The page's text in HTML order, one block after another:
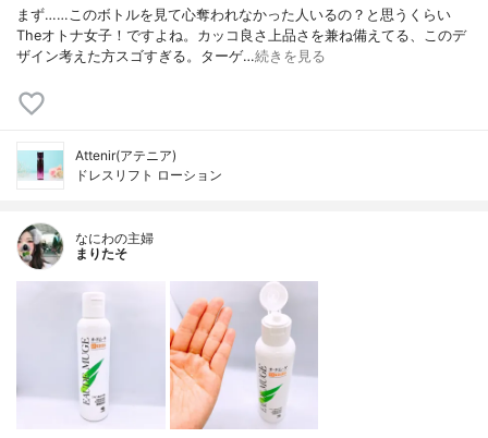
まず……このボトルを見て心奪われなかった人いるの？と思うくらい
Theオトナ女子！ですよね。カッコ良さ上品さを兼ね備えてる、このデ
ザイン考えた方スゴすぎる。ターゲ…続きを見る
Attenir(アテニア)
ドレスリフト ローション
なにわの主婦
まりたそ